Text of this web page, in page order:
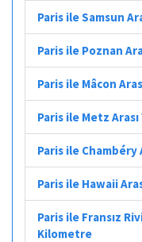
Paris ile Samsun
Paris ile Poznan
Paris ile Mâcon
Paris ile Metz
Paris ile Chambéry
Paris ile Hawaii
Paris ile Fransız
Kilometre